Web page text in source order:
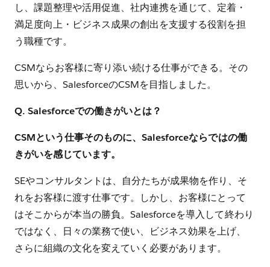
し、課題整理や活用促進、社内連携を通じて、定着・
満足度向上・ビジネス成果の創出を支援する役割を担
う職種です。
CSMならお客様に寄り添い続ける仕事ができる。その
思いから、SalesforceのCSMを目指しました。
Q. Salesforceでの働きがいとは？
CSMという仕事そのものに、Salesforceならではの働
きがいを感じています。
SEやコンサルタントは、自分たちが成果物を作り、そ
れをお客様に渡す仕事です。しかし、お客様にとって
はそこからが本当の勝負。Salesforceを導入して終わり
ではなく、日々の業務で使い、ビジネス効果を上げ、
さらに組織の文化を変えていく必要があります。